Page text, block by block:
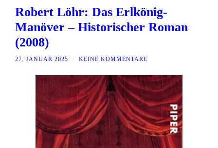
Robert Löhr: Das Erlkönig-
Manöver – Historischer Roman
(2008)
27. JANUAR 2025 KEINE KOMMENTARE